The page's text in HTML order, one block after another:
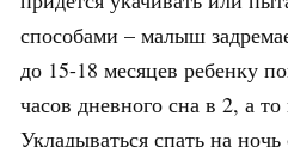
способами – малыш
до 15-18 месяцев ребенку
часов дневного сна в 2, а
Укладываться спать на